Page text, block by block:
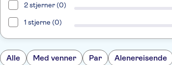
2 stjerner (0)
1 stjerne (0)
Alle Med venner Par Alenereisende